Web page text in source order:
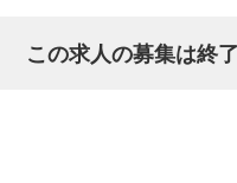
この求人の募集は終